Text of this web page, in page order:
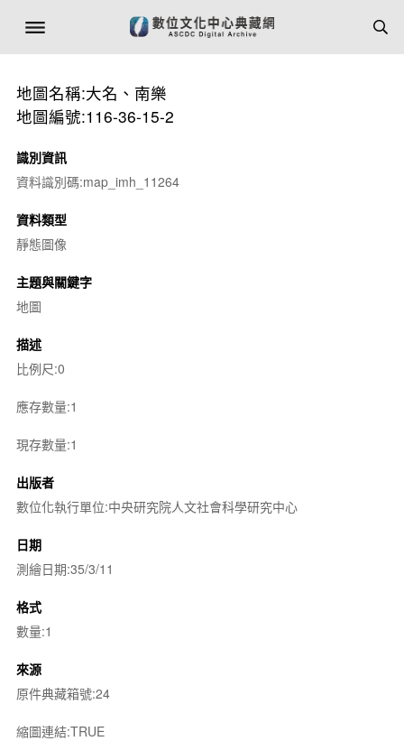
地圖名稱:大名、南樂
地圖編號:116-36-15-2
識別資訊
資料識別碼:map_imh_11264
資料類型
靜態圖像
主題與關鍵字
地圖
描述
比例尺:0
應存數量:1
現存數量:1
出版者
數位化執行單位:中央研究院人文社會科學研究中心
日期
測繪日期:35/3/11
格式
數量:1
來源
原件典藏箱號:24
縮圖連結:TRUE